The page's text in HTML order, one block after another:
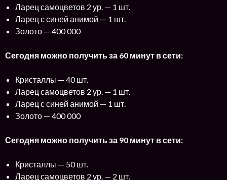
Ларец самоцветов 2 ур. — 1 шт.
Ларец с синей анимой — 1 шт.
Золото — 400 000
Сегодня можно получить за 60 минут в сети:
Кристаллы — 40 шт.
Ларец самоцветов 2 ур. — 1 шт.
Ларец с синей анимой — 1 шт.
Золото — 400 000
Сегодня можно получить за 90 минут в сети:
Кристаллы — 50 шт.
Ларец самоцветов 2 ур. — 2 шт.